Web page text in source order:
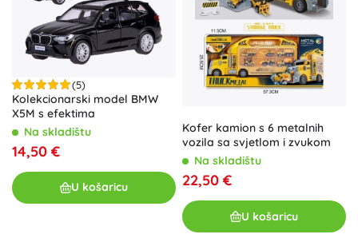
(5)
Kolekcionarski model BMW
X5M s efektima
Na skladištu
14,50 €
U košaricu
Kofer kamion s 6 metalnih
vozila sa svjetlom i zvukom
Na skladištu
22,50 €
U košaricu